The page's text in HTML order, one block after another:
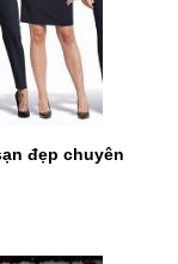
đẹp chuyên